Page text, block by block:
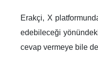
Erakçi, X
edebileceği
cevap vermeye bile